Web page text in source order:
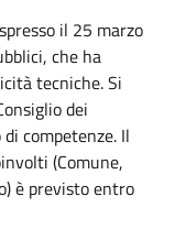
il 25 marzo
che ha
tecniche. Si
dei
competenze. Il
(Comune,
è previsto entro